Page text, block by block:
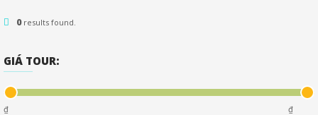
0results found.
GIÁ TOUR:
₫ ₫